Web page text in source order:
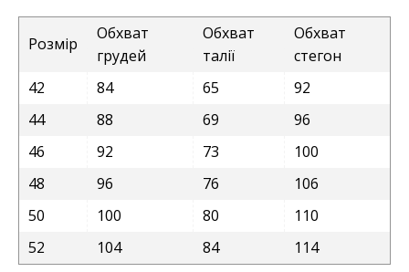
Розмір
Обхват
грудей
Обхват
талії
Обхват
стегон
42
84 65
92
44
88 69
96
46
92 73
100
48
96 76
106
50
100 80
110
52
104 84 114